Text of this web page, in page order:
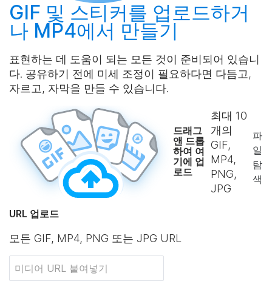
GIF 및 스티커를 업로드하거
나 MP4에서 만들기
표현하는 데 도움이 되는 모든 것이 준비되어 있습니
다. 공유하기 전에 미세 조정이 필요하다면 다듬고,
자르고, 자막을 만들 수 있습니다.
드래그
앤 드롭
하여 여
기에 업
로드
최대 10
개의
GIF,
MP4,
PNG,
JPG
파
일
탐
색
URL 업로드
모든 GIF, MP4, PNG 또는 JPG URL